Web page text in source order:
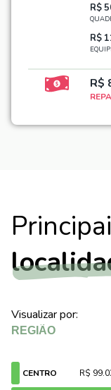
R$
R$
R$
Visualizar por:
CENTRO R$